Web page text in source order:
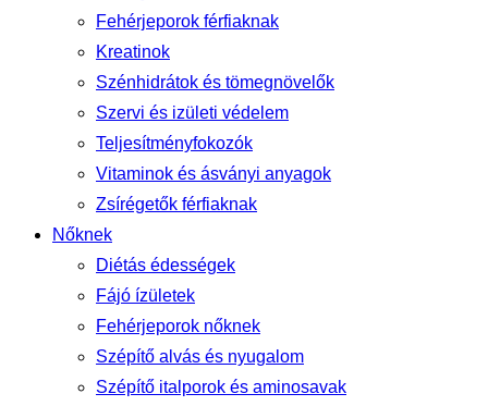
Fehérjeporok férfiaknak
Kreatinok
Szénhidrátok és tömegnövelők
Szervi és izületi védelem
Teljesítményfokozók
Vitaminok és ásványi anyagok
Zsírégetők férfiaknak
Nőknek
Diétás édességek
Fájó ízületek
Fehérjeporok nőknek
Szépítő alvás és nyugalom
Szépítő italporok és aminosavak